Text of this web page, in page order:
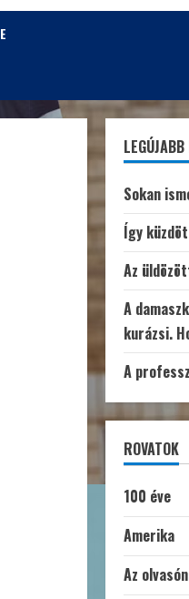
Sokan
Így
Az
A
kurázsi.
A
ROVATOK
100 éve
Amerika
Az